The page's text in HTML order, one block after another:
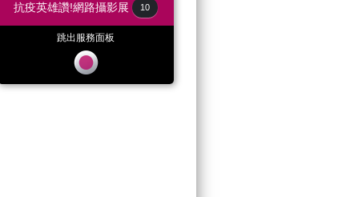
抗疫英雄讚!網路攝影展 10
跳出服務面板